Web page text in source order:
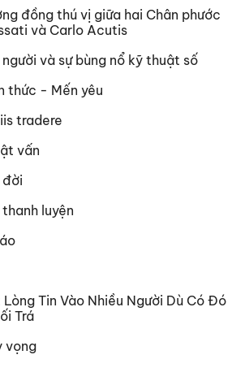
đồng thú vị giữa hai Chân phước
và Carlo Acutis
và sự bùng nổ kỹ thuật số
thức - Mến yêu
tradere
vấn
đời
luyện
Tin Vào Nhiều Người Dù Có Đó
Trá
vọng